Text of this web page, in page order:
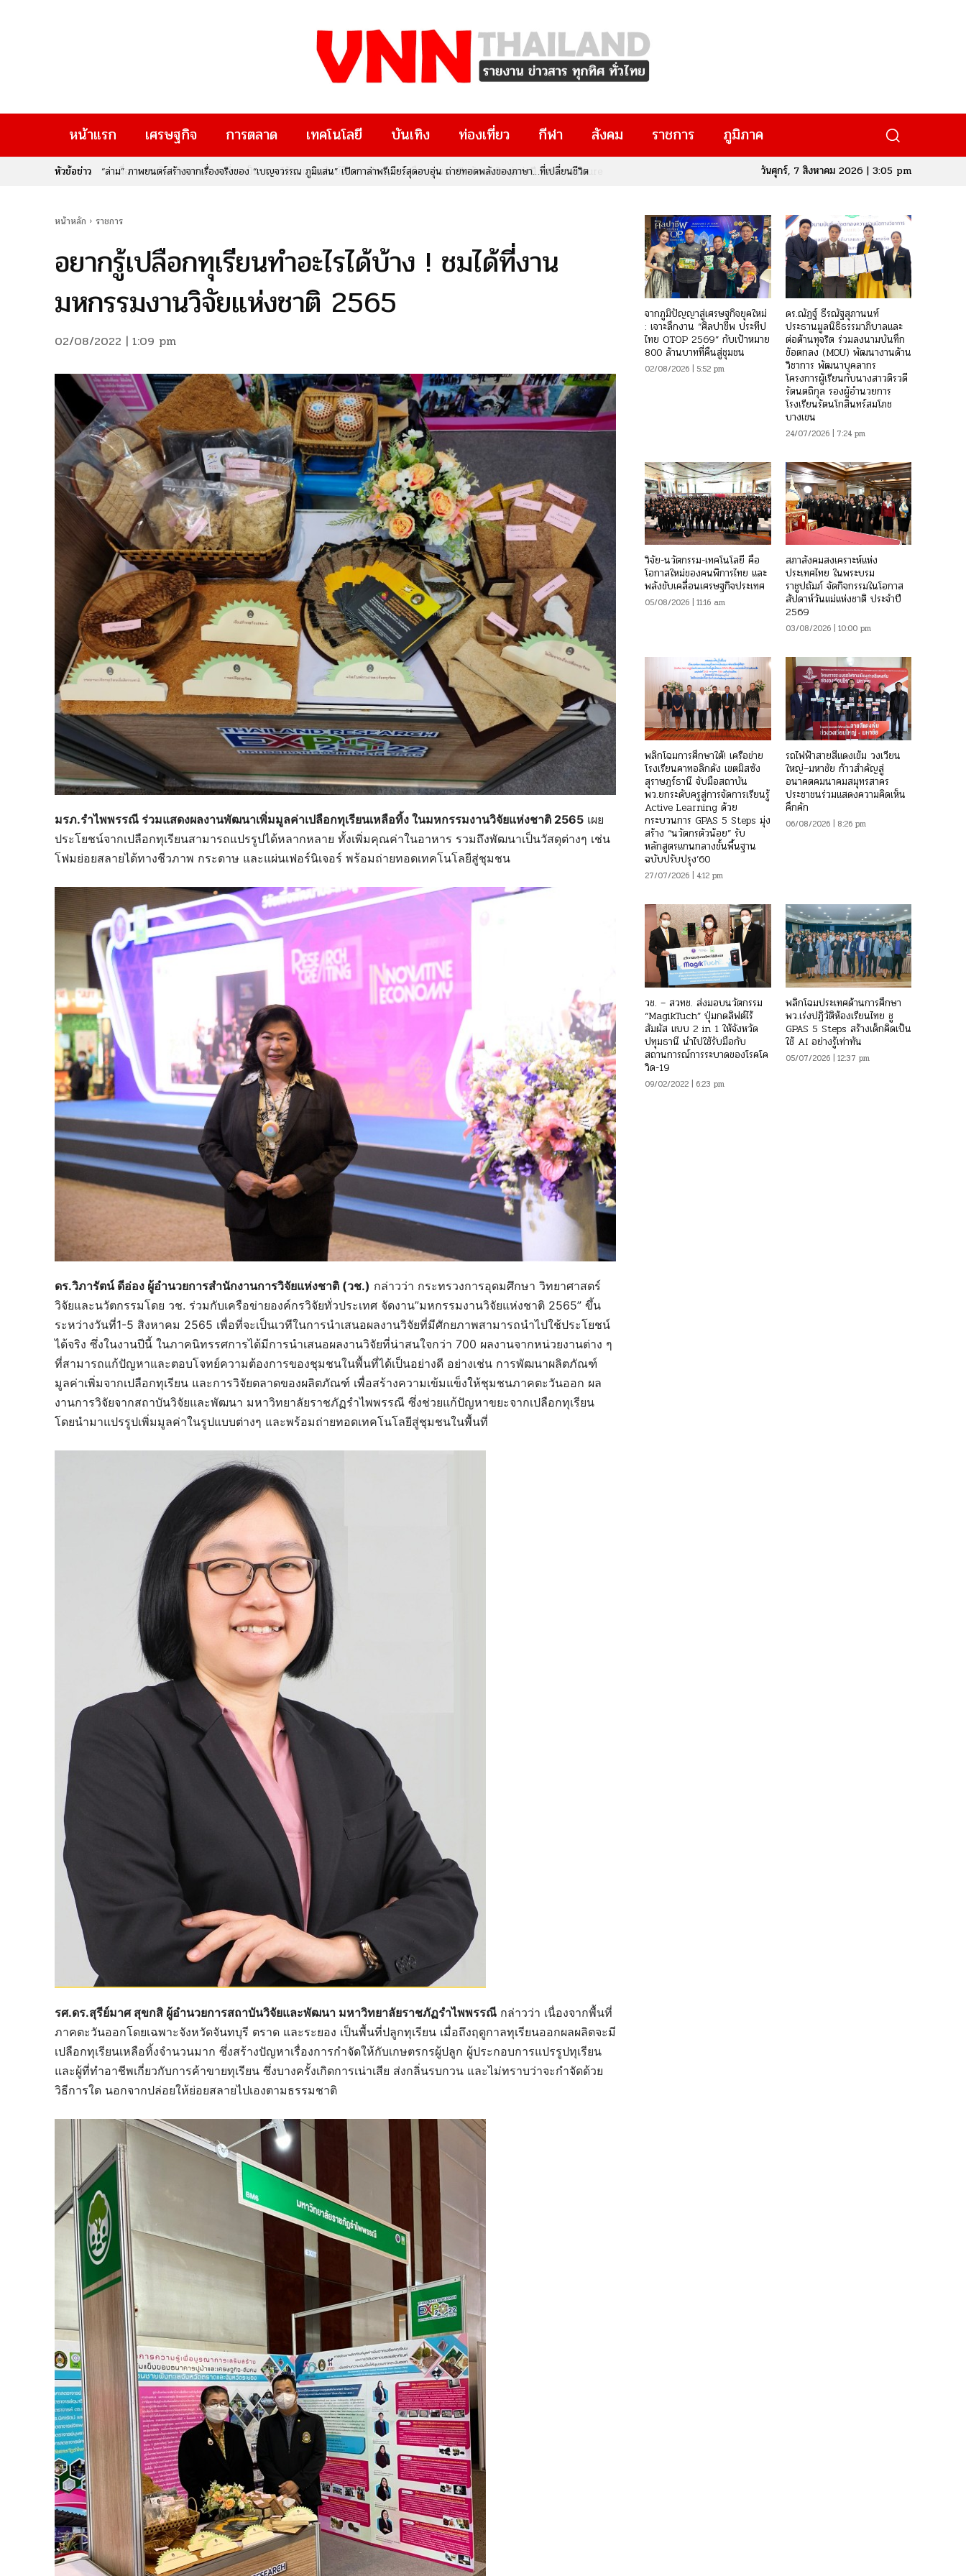
หน้าแรก เศรษฐกิจ การตลาด เทคโนโลยี บันเทิง ท่องเที่ยว กีฬา สังคม ราชการ ภูมิภาค
หัวข้อข่าว
เมื่อ “ความคิดสร้างสรรค์” เปลี่ยนเป็น “รายได้” : กรมทรัพย์สินทางปัญญา จับมือ สกสว. เปิดตัวงานใหญ่แห่งปี “IP x Venture
วันศุกร์, 7 สิงหาคม 2026 | 3:05 pm
หน้าหลัก ราชการ
อยากรู้เปลือกทุเรียนทำอะไรได้บ้าง ! ชมได้ที่งาน
มหกรรมงานวิจัยแห่งชาติ 2565
02/08/2022 | 1:09 pm
มรภ.รำไพพรรณี ร่วมแสดงผลงานพัฒนาเพิ่มมูลค่าเปลือกทุเรียนเหลือทิ้ง ในมหกรรมงานวิจัยแห่งชาติ 2565 เผย
ประโยชน์จากเปลือกทุเรียนสามารถแปรรูปได้หลากหลาย ทั้งเพิ่มคุณค่าในอาหาร รวมถึงพัฒนาเป็นวัสดุต่างๆ เช่น
โฟมย่อยสลายได้ทางชีวภาพ กระดาษ และแผ่นเฟอร์นิเจอร์ พร้อมถ่ายทอดเทคโนโลยีสู่ชุมชน
ดร.วิภารัตน์ ดีอ่อง ผู้อำนวยการสำนักงานการวิจัยแห่งชาติ (วช.) กล่าวว่า กระทรวงการอุดมศึกษา วิทยาศาสตร์
วิจัยและนวัตกรรมโดย วช. ร่วมกับเครือข่ายองค์กรวิจัยทั่วประเทศ จัดงาน”มหกรรมงานวิจัยแห่งชาติ 2565” ขึ้น
ระหว่างวันที่1-5 สิงหาคม 2565 เพื่อที่จะเป็นเวทีในการนำเสนอผลงานวิจัยที่มีศักยภาพสามารถนำไปใช้ประโยชน์
ได้จริง ซึ่งในงานปีนี้ ในภาคนิทรรศการได้มีการนำเสนอผลงานวิจัยที่น่าสนใจกว่า 700 ผลงานจากหน่วยงานต่าง ๆ
ที่สามารถแก้ปัญหาและตอบโจทย์ความต้องการของชุมชนในพื้นที่ได้เป็นอย่างดี อย่างเช่น การพัฒนาผลิตภัณฑ์
มูลค่าเพิ่มจากเปลือกทุเรียน และการวิจัยตลาดของผลิตภัณฑ์ เพื่อสร้างความเข้มแข็งให้ชุมชนภาคตะวันออก ผล
งานการวิจัยจากสถาบันวิจัยและพัฒนา มหาวิทยาลัยราชภัฏรำไพพรรณี ซึ่งช่วยแก้ปัญหาขยะจากเปลือกทุเรียน
โดยนำมาแปรรูปเพิ่มมูลค่าในรูปแบบต่างๆ และพร้อมถ่ายทอดเทคโนโลยีสู่ชุมชนในพื้นที่
รศ.ดร.สุรีย์มาศ สุขกสิ ผู้อำนวยการสถาบันวิจัยและพัฒนา มหาวิทยาลัยราชภัฏรำไพพรรณี กล่าวว่า เนื่องจากพื้นที่
ภาคตะวันออกโดยเฉพาะจังหวัดจันทบุรี ตราด และระยอง เป็นพื้นที่ปลูกทุเรียน เมื่อถึงฤดูกาลทุเรียนออกผลผลิตจะมี
เปลือกทุเรียนเหลือทิ้งจำนวนมาก ซึ่งสร้างปัญหาเรื่องการกำจัดให้กับเกษตรกรผู้ปลูก ผู้ประกอบการแปรรูปทุเรียน
และผู้ที่ทำอาชีพเกี่ยวกับการค้าขายทุเรียน ซึ่งบางครั้งเกิดการเน่าเสีย ส่งกลิ่นรบกวน และไม่ทราบว่าจะกำจัดด้วย
วิธีการใด นอกจากปล่อยให้ย่อยสลายไปเองตามธรรมชาติ
จากภูมิปัญญาสู่เศรษฐกิจยุคใหม่
: เจาะลึกงาน “ศิลปาชีพ ประทีป
ไทย OTOP 2569” กับเป้าหมาย
800 ล้านบาทที่คืนสู่ชุมชน
02/08/2026 | 5:52 pm
ดร.ณัฏฐ์ ธีรณัฐสุภานนท์
ประธานมูลนิธิธรรมาภิบาลและ
ต่อต้านทุจริต ร่วมลงนามบันทึก
ข้อตกลง (MOU) พัฒนางานด้าน
วิชาการ พัฒนาบุคลากร
โครงการผู้เรียนกับนางสาวติรวดี
รัตนตถิกุล รองผู้อำนวยการ
โรงเรียนรัตนโกสินทร์สมโภช
บางเขน
24/07/2026 | 7:24 pm
วิจัย-นวัตกรรม-เทคโนโลยี คือ
โอกาสใหม่ของคนพิการไทย และ
พลังขับเคลื่อนเศรษฐกิจประเทศ
05/08/2026 | 11:16 am
สภาสังคมสงเคราะห์แห่ง
ประเทศไทย ในพระบรม
ราชูปถัมภ์ จัดกิจกรรมในโอกาส
สัปดาห์วันแม่แห่งชาติ ประจำปี
2569
03/08/2026 | 10:00 pm
พลิกโฉมการศึกษาใต้! เครือข่าย
โรงเรียนคาทอลิกดัง เขตมิสซัง
สุราษฎร์ธานี จับมือสถาบัน
พว.ยกระดับครูสู่การจัดการเรียนรู้
Active Learning ด้วย
กระบวนการ GPAS 5 Steps มุ่ง
สร้าง “นวัตกรตัวน้อย” รับ
หลักสูตรแกนกลางขั้นพื้นฐาน
ฉบับปรับปรุง’60
27/07/2026 | 4:12 pm
รถไฟฟ้าสายสีแดงเข้ม วงเวียน
ใหญ่–มหาชัย ก้าวสำคัญสู่
อนาคตคมนาคมสมุทรสาคร
ประชาชนร่วมแสดงความคิดเห็น
คึกคัก
06/08/2026 | 8:26 pm
วช. – สวทช. ส่งมอบนวัตกรรม
“MagikTuch” ปุ่มกดลิฟต์ไร้
สัมผัส แบบ 2 in 1 ให้จังหวัด
ปทุมธานี นำไปใช้รับมือกับ
สถานการณ์การระบาดของโรคโค
วิด-19
09/02/2022 | 6:23 pm
พลิกโฉมประเทศด้านการศึกษา
พว.เร่งปฏิวัติห้องเรียนไทย ชู
GPAS 5 Steps สร้างเด็กคิดเป็น
ใช้ AI อย่างรู้เท่าทัน
05/07/2026 | 12:37 pm